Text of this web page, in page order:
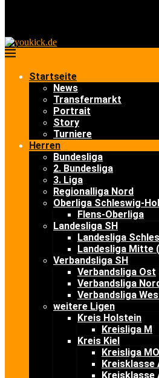
Startseite
News
Transfermarkt
Portrait
Story
Turniere
Herren
Bundesliga
2. Bundesliga
3. Liga
Regionalliga Nord
Oberliga Schleswig-
Flens-Oberliga
Landesliga SH
Landesliga
Landesliga Mitte
Verbandsliga SH
Verbandsliga Ost
Verbandsliga
Verbandsliga
weitere Ligen
Kreis Holstein
Kreisliga M
Kreis Kiel
Kreisliga MO
Kreisklasse
Kreisklasse